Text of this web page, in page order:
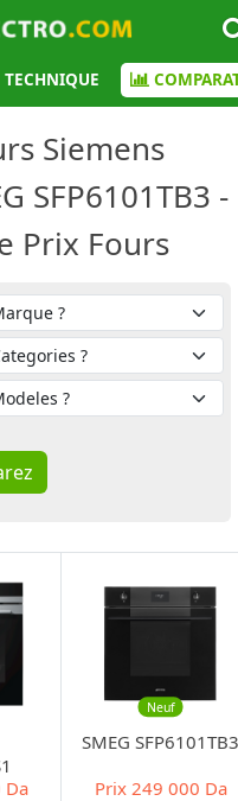
TECHNIQUE
Siemens
SFP6101TB3 -
Prix Fours
Neuf
SMEG SFP6101TB3
Prix249 000 Da